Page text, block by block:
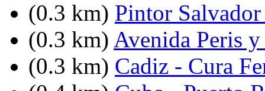
(0.3 km) Pintor
(0.3 km) Avenida Peris
(0.3 km) Cadiz - Cura